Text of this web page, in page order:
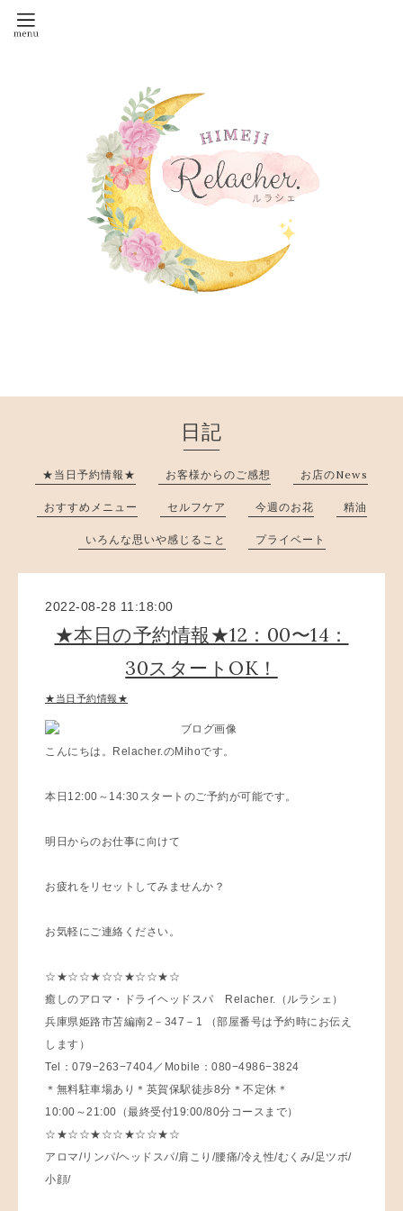
日記
★当日予約情報★ お客様からのご感想 お店のNews
おすすめメニュー セルフケア 今週のお花 精油
いろんな思いや感じること プライベート
2022-08-28 11:18:00
★本日の予約情報★12：00〜14：
30スタートOK！
★当日予約情報★
こんにちは。Relacher.のMihoです。
本日12:00～14:30スタートのご予約が可能です。
明日からのお仕事に向けて
お疲れをリセットしてみませんか？
お気軽にご連絡ください。
☆★☆☆★☆☆★☆☆★☆
癒しのアロマ・ドライヘッドスパ Relacher.（ルラシェ）
兵庫県姫路市苫編南2－347－1 （部屋番号は予約時にお伝え
します）
Tel：079−263−7404／Mobile：080−4986−3824
＊無料駐車場あり＊英賀保駅徒歩8分＊不定休＊
10:00～21:00（最終受付19:00/80分コースまで）
☆★☆☆★☆☆★☆☆★☆
アロマ/リンパ/ヘッドスパ/肩こり/腰痛/冷え性/むくみ/足ツボ/
小顔/